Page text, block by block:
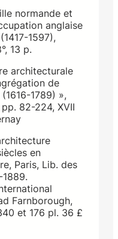
normande et
anglaise
1597),
13 p.
architecturale
de
1789) »,
82-224, XVII
en
Paris, Lib. des
Farnborough,
et 176 pl. 36 £